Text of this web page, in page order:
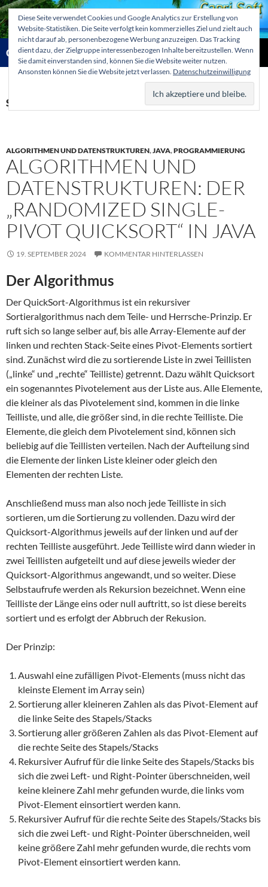
Zum
Inhalt
springen
Capri-Soft Knowledge database
Suchen
MENÜ
Schlagwortarchiv: single pivot
ALGORITHMEN UND DATENSTRUKTUREN,JAVA,PROGRAMMIERUNG
ALGORITHMEN UND
DATENSTRUKTUREN: DER
„RANDOMIZED SINGLE-
PIVOT QUICKSORT“ IN JAVA
19. SEPTEMBER 2024 KOMMENTAR HINTERLASSEN
Der Algorithmus
Der QuickSort-Algorithmus ist ein rekursiver
Sortieralgorithmus nach dem Teile- und Herrsche-Prinzip. Er
ruft sich so lange selber auf, bis alle Array-Elemente auf der
linken und rechten Stack-Seite eines Pivot-Elements sortiert
sind. Zunächst wird die zu sortierende Liste in zwei Teillisten
(„linke“ und „rechte“ Teilliste) getrennt. Dazu wählt Quicksort
ein sogenanntes Pivotelement aus der Liste aus. Alle Elemente,
die kleiner als das Pivotelement sind, kommen in die linke
Teilliste, und alle, die größer sind, in die rechte Teilliste. Die
Elemente, die gleich dem Pivotelement sind, können sich
beliebig auf die Teillisten verteilen. Nach der Aufteilung sind
die Elemente der linken Liste kleiner oder gleich den
Elementen der rechten Liste.
Anschließend muss man also noch jede Teilliste in sich
sortieren, um die Sortierung zu vollenden. Dazu wird der
Quicksort-Algorithmus jeweils auf der linken und auf der
rechten Teilliste ausgeführt. Jede Teilliste wird dann wieder in
zwei Teillisten aufgeteilt und auf diese jeweils wieder der
Quicksort-Algorithmus angewandt, und so weiter. Diese
Selbstaufrufe werden als Rekursion bezeichnet. Wenn eine
Teilliste der Länge eins oder null auftritt, so ist diese bereits
sortiert und es erfolgt der Abbruch der Rekusion.
Der Prinzip:
Auswahl eine zufälligen Pivot-Elements (muss nicht das
kleinste Element im Array sein)
Sortierung aller kleineren Zahlen als das Pivot-Element auf
die linke Seite des Stapels/Stacks
Sortierung aller größeren Zahlen als das Pivot-Element auf
die rechte Seite des Stapels/Stacks
Rekursiver Aufruf für die linke Seite des Stapels/Stacks bis
sich die zwei Left- und Right-Pointer überschneiden, weil
keine kleinere Zahl mehr gefunden wurde, die links vom
Pivot-Element einsortiert werden kann.
Rekursiver Aufruf für die rechte Seite des Stapels/Stacks bis
sich die zwei Left- und Right-Pointer überschneiden, weil
keine größere Zahl mehr gefunden wurde, die rechts vom
Pivot-Element einsortiert werden kann.
Diese Seite verwendet Cookies und Google Analytics zur Erstellung von
Website-Statistiken. Die Seite verfolgt kein kommerzielles Ziel und zielt auch
nicht darauf ab, personenbezogene Werbung anzuzeigen. Das Tracking
dient dazu, der Zielgruppe interessenbezogen Inhalte bereitzustellen. Wenn
Sie damit einverstanden sind, können Sie die Website weiter nutzen.
Ansonsten können Sie die Website jetzt verlassen. Datenschutzeinwilligung